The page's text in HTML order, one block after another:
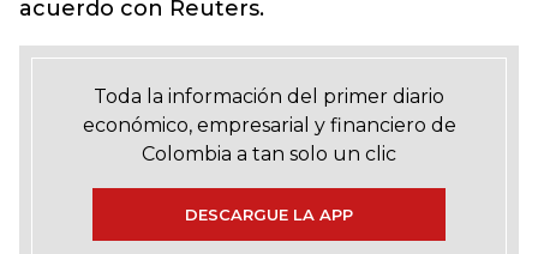
acuerdo con Reuters.
Toda la información del primer diario
económico, empresarial y financiero de
Colombia a tan solo un clic
DESCARGUE LA APP